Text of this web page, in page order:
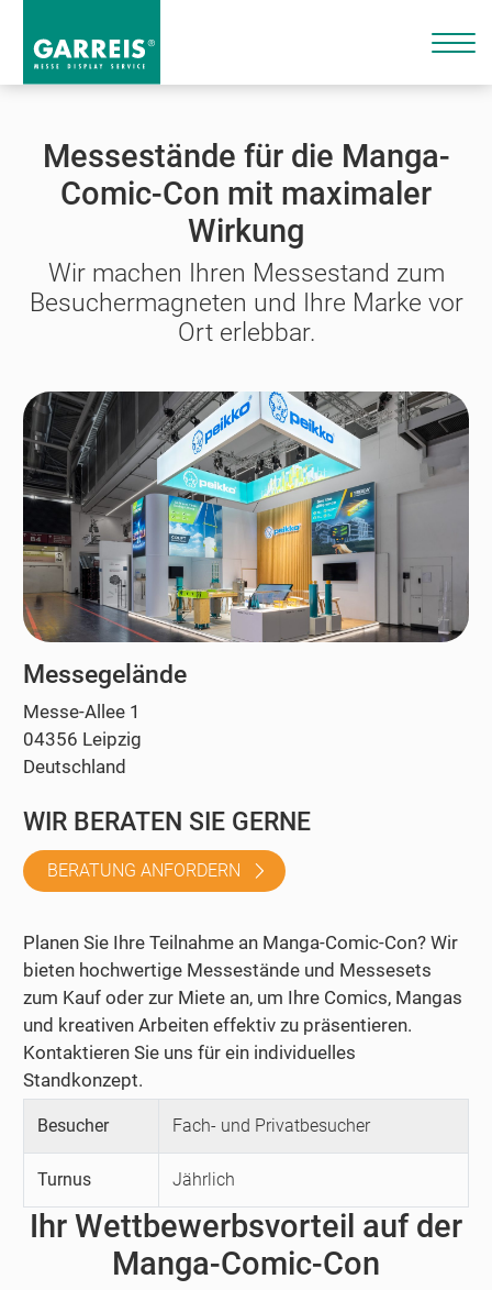
Messestände für die Manga-
Comic-Con mit maximaler
Wirkung
Wir machen Ihren Messestand zum
Besuchermagneten und Ihre Marke vor
Ort erlebbar.
Messegelände
Messe-Allee 1
04356 Leipzig
Deutschland
WIR BERATEN SIE GERNE
BERATUNG ANFORDERN
Planen Sie Ihre Teilnahme an Manga-Comic-Con? Wir
bieten hochwertige Messestände und Messesets
zum Kauf oder zur Miete an, um Ihre Comics, Mangas
und kreativen Arbeiten effektiv zu präsentieren.
Kontaktieren Sie uns für ein individuelles
Standkonzept.
Besucher Fach- und Privatbesucher
Turnus Jährlich
Ihr Wettbewerbsvorteil auf der
Manga-Comic-Con